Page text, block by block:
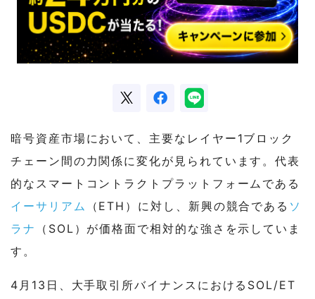
暗号資産市場において、主要なレイヤー1ブロック
チェーン間の力関係に変化が見られています。代表
的なスマートコントラクトプラットフォームである
イーサリアム
（ETH）に対し、新興の競合である ソ
ラナ
（SOL）が価格面で相対的な強さを示していま
す。
4月13日、大手取引所バイナンスにおけるSOL/ET